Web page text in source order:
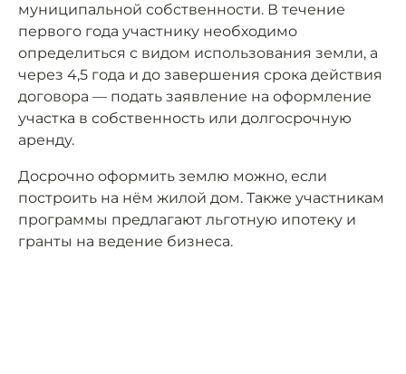
муниципальной собственности. В течение
первого года участнику необходимо
определиться с видом использования земли, а
через 4,5 года и до завершения срока действия
договора — подать заявление на оформление
участка в собственность или долгосрочную
аренду.
Досрочно оформить землю можно, если
построить на нём жилой дом. Также участникам
программы предлагают льготную ипотеку и
гранты на ведение бизнеса.